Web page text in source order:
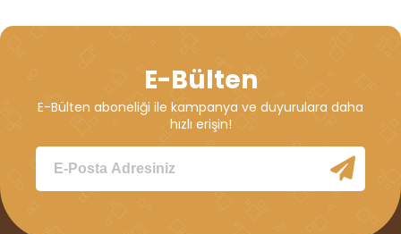
E-Bülten
E-Bülten aboneliği ile kampanya ve duyurulara daha
hızlı erişin!